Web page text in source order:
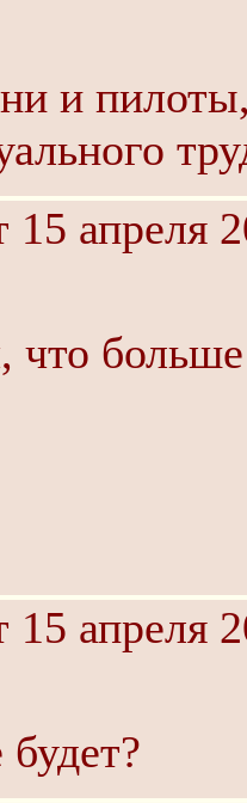
и
15 апреля
что
15 апреля